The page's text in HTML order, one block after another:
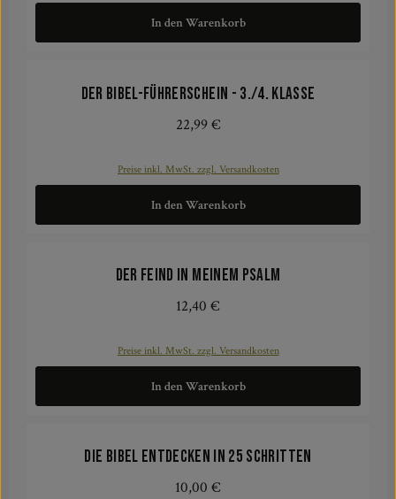
In den Warenkorb
Der Bibel-Führerschein - 3./4. Klasse
Regulärer Preis:
22,99 €
Preise inkl. MwSt. zzgl. Versandkosten
In den Warenkorb
Der Feind in meinem Psalm
Regulärer Preis:
12,40 €
Preise inkl. MwSt. zzgl. Versandkosten
In den Warenkorb
Die Bibel entdecken in 25 Schritten
Regulärer Preis:
10,00 €